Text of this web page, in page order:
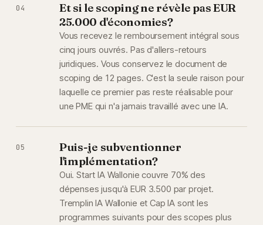
04
Et si le scoping ne révèle pas EUR
25.000 d'économies?
Vous recevez le remboursement intégral sous
cinq jours ouvrés. Pas d'allers-retours
juridiques. Vous conservez le document de
scoping de 12 pages. C'est la seule raison pour
laquelle ce premier pas reste réalisable pour
une PME qui n'a jamais travaillé avec une IA.
05
Puis-je subventionner
l'implémentation?
Oui. Start IA Wallonie couvre 70% des
dépenses jusqu'à EUR 3.500 par projet.
Tremplin IA Wallonie et Cap IA sont les
programmes suivants pour des scopes plus